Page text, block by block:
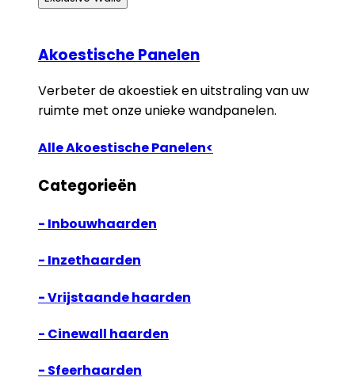
Akoestische Panelen
Verbeter de akoestiek en uitstraling van uw
ruimte met onze unieke wandpanelen.
Alle Akoestische Panelen<
Categorieën
- Inbouwhaarden
- Inzethaarden
- Vrijstaande haarden
- Cinewall haarden
- Sfeerhaarden